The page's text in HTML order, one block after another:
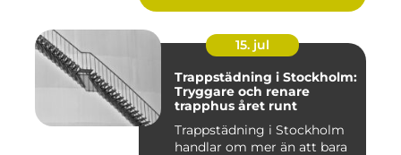
15. jul
Trappstädning i Stockholm:
Tryggare och renare
trapphus året runt
Trappstädning i Stockholm
handlar om mer än att bara